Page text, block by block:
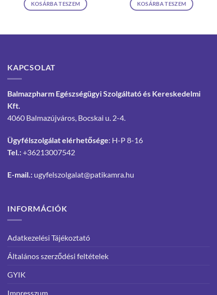
KOSÁRBA TESZEM KOSÁRBA TESZEM
KAPCSOLAT
Balmazpharm Egészségügyi Szolgáltató és Kereskedelmi
Kft.
4060 Balmazújváros, Bocskai u. 2-4.
Ügyfélszolgálat elérhetősége: H-P 8-16
Tel.:+36213007542
E-mail.: ugyfelszolgalat@patikamra.hu
INFORMÁCIÓK
Adatkezelési Tájékoztató
Általános szerződési feltételek
GYIK
Impresszum